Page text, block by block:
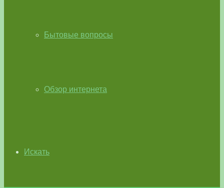
Бытовые вопросы
Обзор интернета
Искать